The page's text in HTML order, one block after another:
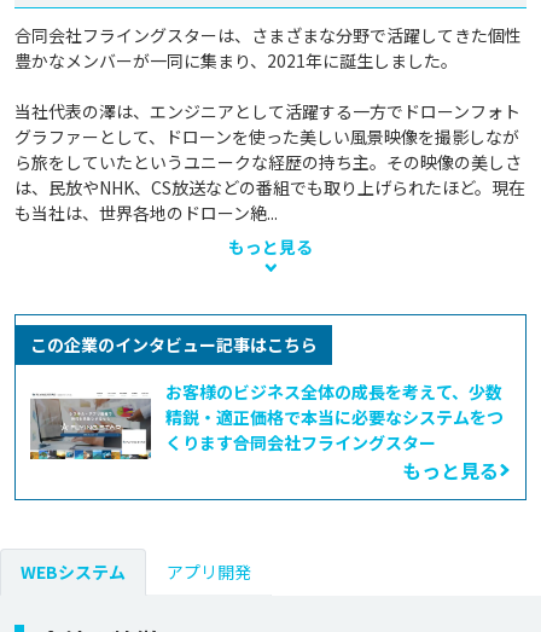
合同会社フライングスターは、さまざまな分野で活躍してきた個性
豊かなメンバーが一同に集まり、2021年に誕生しました。
当社代表の澤は、エンジニアとして活躍する一方でドローンフォト
グラファーとして、ドローンを使った美しい風景映像を撮影しなが
ら旅をしていたというユニークな経歴の持ち主。その映像の美しさ
は、民放やNHK、CS放送などの番組でも取り上げられたほど。現在
も当社は、世界各地のドローン絶...
もっと見る
この企業のインタビュー記事はこちら
お客様のビジネス全体の成長を考えて、少数
精鋭・適正価格で本当に必要なシステムをつ
くります――合同会社フライングスター
もっと見る
WEBシステム アプリ開発